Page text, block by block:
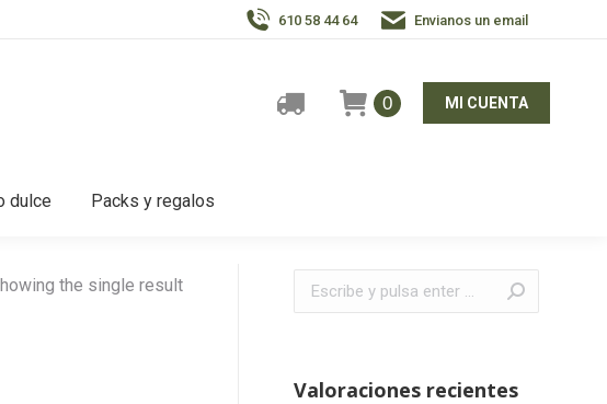
610 58 44 64 Envianos un email
0 MI CUENTA
dulce Packs y regalos
the single result Buscar:
Valoraciones recientes